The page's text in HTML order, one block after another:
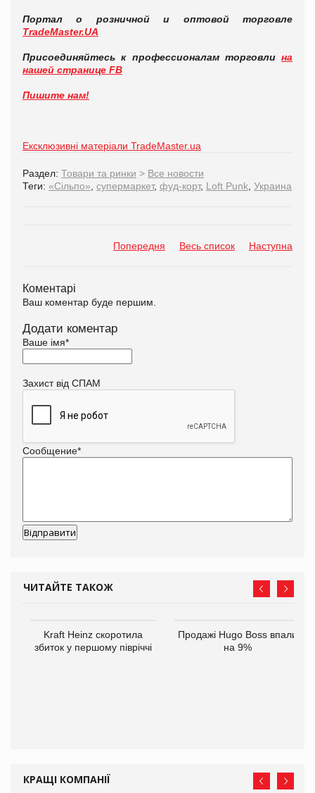
Портал о розничной и оптовой торговле
TradeMaster.UA
Присоединяйтесь к профессионалам торговли на
нашей странице FB
Пишите нам!
Ексклюзивні матеріали TradeMaster.ua
Раздел: Товари та ринки > Все новости
Теги: «Сільпо» супермаркет, фуд-корт, Loft Punk Украина
Попередня Весь список Наступна
Коментарі
Ваш коментар буде першим.
Додати коментар
Ваше імя*
Захист від СПАМ
Сообщение*
ЧИТАЙТЕ ТАКОЖ
Kraft Heinz скоротила
збиток у першому півріччі
Продажі Hugo Boss впали
на 9%
КРАЩІ КОМПАНІЇ